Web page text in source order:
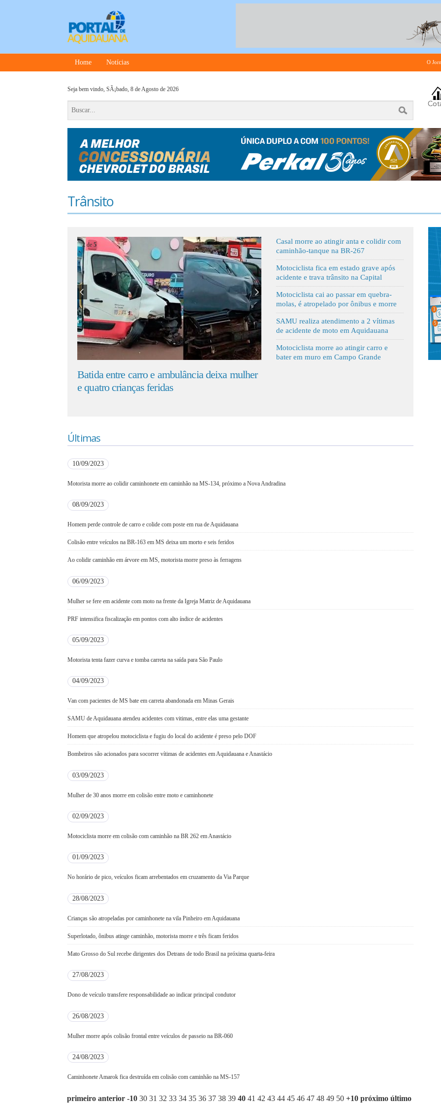
Home Notícias O
Seja bem vindo, SÃ¡bado, 8 de Agosto de 2026
Trânsito
Batida entre carro e ambulância deixa mulher
e quatro crianças feridas
2 de5
Casal morre ao atingir anta e colidir com
caminhão-tanque na BR-267
Motociclista fica em estado grave após
acidente e trava trânsito na Capital
Motociclista cai ao passar em quebra-
molas, é atropelado por ônibus e morre
SAMU realiza atendimento a 2 vítimas
de acidente de moto em Aquidauana
Motociclista morre ao atingir carro e
bater em muro em Campo Grande
Últimas
10/09/2023
Motorista morre ao colidir caminhonete em caminhão na MS-134, próximo a Nova Andradina
08/09/2023
Homem perde controle de carro e colide com poste em rua de Aquidauana
Colisão entre veículos na BR-163 em MS deixa um morto e seis feridos
Ao colidir caminhão em árvore em MS, motorista morre preso às ferragens
06/09/2023
Mulher se fere em acidente com moto na frente da Igreja Matriz de Aquidauana
PRF intensifica fiscalização em pontos com alto índice de acidentes
05/09/2023
Motorista tenta fazer curva e tomba carreta na saída para São Paulo
04/09/2023
Van com pacientes de MS bate em carreta abandonada em Minas Gerais
SAMU de Aquidauana atendeu acidentes com vitimas, entre elas uma gestante
Homem que atropelou motociclista e fugiu do local do acidente é preso pelo DOF
Bombeiros são acionados para socorrer vítimas de acidentes em Aquidauana e Anastácio
03/09/2023
Mulher de 30 anos morre em colisão entre moto e caminhonete
02/09/2023
Motociclista morre em colisão com caminhão na BR 262 em Anastácio
01/09/2023
No horário de pico, veículos ficam arrebentados em cruzamento da Via Parque
28/08/2023
Crianças são atropeladas por caminhonete na vila Pinheiro em Aquidauana
Superlotado, ônibus atinge caminhão, motorista morre e três ficam feridos
Mato Grosso do Sul recebe dirigentes dos Detrans de todo Brasil na próxima quarta-feira
27/08/2023
Dono de veículo transfere responsabilidade ao indicar principal condutor
26/08/2023
Mulher morre após colisão frontal entre veículos de passeio na BR-060
24/08/2023
Caminhonete Amarok fica destruída em colisão com caminhão na MS-157
primeiro anterior -10 30 31 32 33 34 35 36 37 38 39 4041 42 43 44 45 46 47 48 49 50 +10 próximo último